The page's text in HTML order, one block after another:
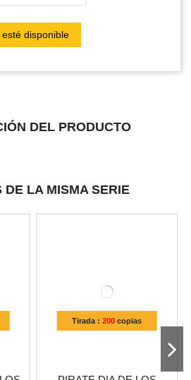
DEL PRODUCTO
DE LA MISMA SERIE
Tirada : 200copias